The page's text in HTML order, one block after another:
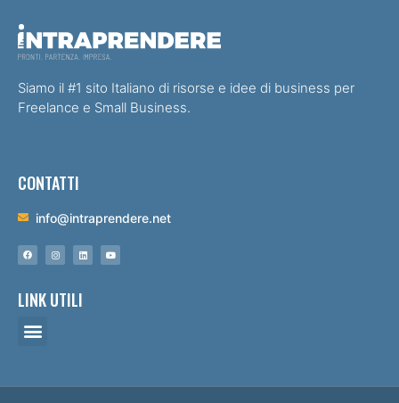
Siamo il #1 sito Italiano di risorse e idee di business per
Freelance e Small Business.
CONTATTI
info@intraprendere.net
LINK UTILI